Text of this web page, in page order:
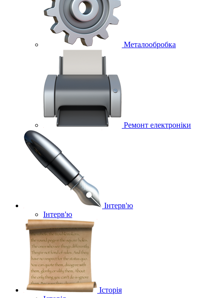
Металообробка
Ремонт електроніки
Інтерв'ю
Інтерв'ю
Історія